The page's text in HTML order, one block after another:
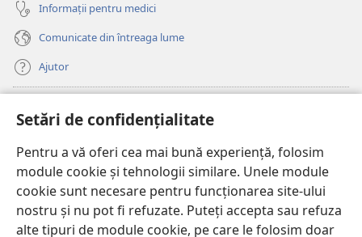
Setări de confidențialitate
Pentru a vă oferi cea mai bună experiență, folosim
module cookie și tehnologii similare. Unele module
cookie sunt necesare pentru funcționarea site-ului
nostru și nu pot fi refuzate. Puteți accepta sau refuza
alte tipuri de module cookie, pe care le folosim doar
Informații pentru medici
Comunicate din întreaga lume
Ajutor
(se
deschide
o
fereastră
nouă)
Watchtower – BIBLIOTECĂ ONLINE™
(se
deschide
o
fereastră
JW Hub ®
(se
deschide
o
JW Library®